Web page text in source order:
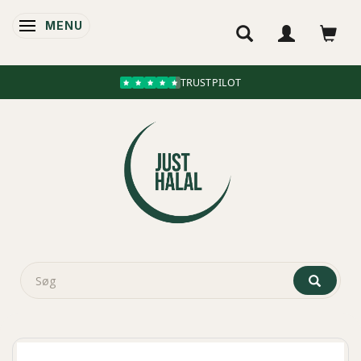
SKIFTE NAVIGATION
MENU
TRUSTPILOT